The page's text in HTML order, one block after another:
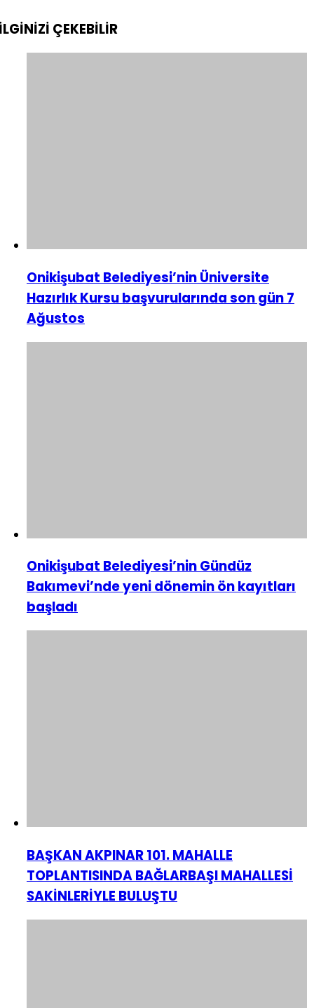
ÇEKEBİLİR
Onikişubat Belediyesi’nin Üniversite
Hazırlık Kursu başvurularında son gün 7
Ağustos
Onikişubat Belediyesi’nin Gündüz
Bakımevi’nde yeni dönemin ön kayıtları
başladı
BAŞKAN AKPINAR 101. MAHALLE
TOPLANTISINDA BAĞLARBAŞI MAHALLESİ
SAKİNLERİYLE BULUŞTU